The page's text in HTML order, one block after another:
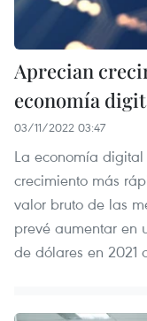
Aprecian
economía
03/11/2022 03:47
La economía
crecimiento más
valor bruto de las
prevé aumentar en
de dólares en 2021